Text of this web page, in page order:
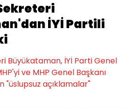
İYİ Partili
Büyükataman, İYİ Parti Genel
ve MHP Genel Başkanı
"üslupsuz açıklamalar"